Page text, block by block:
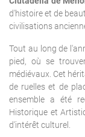
d'histoire et de
civilisations
Tout au long de
pied, où se
médiévaux. Cet
de ruelles et de
ensemble a été
Historique et
d'intérêt culturel.